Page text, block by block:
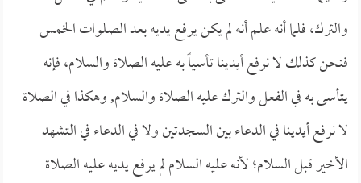
والترك، فلما أنه علم أنه لم يكن يرفع يديه بعد الصلوات الخمس
فنحن كذلك لا نرفع أيدينا تأسياً به عليه الصلاة والسلام، فإنه
يتأسى به في الفعل والترك عليه الصلاة والسلام, وهكذا في الصلاة
لا نرفع أيدينا في الدعاء بين السجدتين ولا في الدعاء في التشهد
الأخير قبل السلام؛ لأنه عليه السلام لم يرفع يديه عليه الصلاة